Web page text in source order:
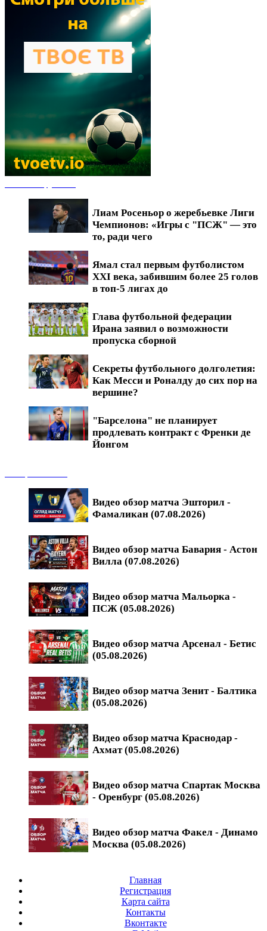
Лиам Росеньор о жеребьевке Лиги
Чемпионов: «Игры с "ПСЖ" — это
то, ради чего
Ямал стал первым футболистом
XXI века, забившим более 25 голов
в топ-5 лигах до
Глава футбольной федерации
Ирана заявил о возможности
пропуска сборной
Секреты футбольного долголетия:
Как Месси и Роналду до сих пор на
вершине?
"Барселона" не планирует
продлевать контракт с Френки де
Йонгом
Видео обзор матча Эшторил -
Фамаликан (07.08.2026)
Видео обзор матча Бавария - Астон
Вилла (07.08.2026)
Видео обзор матча Мальорка -
ПСЖ (05.08.2026)
Видео обзор матча Арсенал - Бетис
(05.08.2026)
Видео обзор матча Зенит - Балтика
(05.08.2026)
Видео обзор матча Краснодар -
Ахмат (05.08.2026)
Видео обзор матча Спартак Москва
- Оренбург (05.08.2026)
Видео обзор матча Факел - Динамо
Москва (05.08.2026)
Главная
Регистрация
Карта сайта
Контакты
Вконтакте